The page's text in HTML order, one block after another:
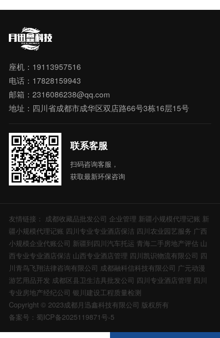
座机：19113957516
电话：17828159943
邮箱：2316086238@qq.com
地址：四川省成都市成华区双店路66号3栋16层15号
联系客服
扫码咨询客服，
获取最新环保咨询
友情链接： 成都收藏品批发公司 企业管理 新疆小规模代理记账 新
疆小规模代理记账 四川专业专业酒店保洁 四川农业园艺服务 广西
小规模企业代账公司 新疆到四川汽车托运 青海二手房地产评估 山
西专业专业酒店保洁 山西专业酒店管理 四川凯识物流有限公司 四
川青鸟飞翔法律咨询有限公司 成都融科信科技有限公司 广元动漫
游艺用品开发 成都区县卫生洁具批发公司 四川专业酒店管理 四川
专业房地产经纪公司 银川建设工程质量检测
Copyright © 2023成都月迅鑫科技有限公司 版权所有
备案号：蜀ICP备2025119871号-5